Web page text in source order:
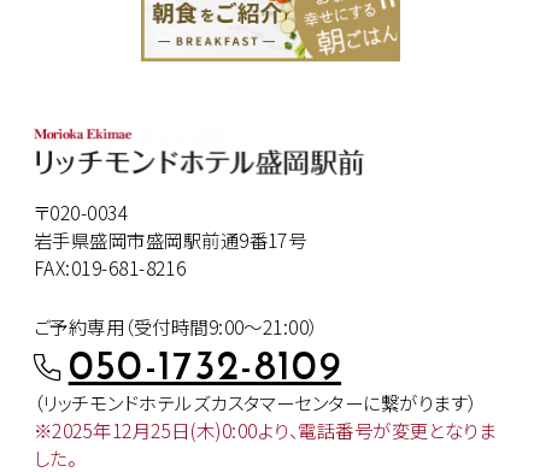
〒020-0034
岩手県盛岡市盛岡駅前通9番17号
FAX:019-681-8216
ご予約専用（受付時間9:00～21:00）
050-1732-8109
（リッチモンドホテルズカスタマーセンターに繋がります）
※2025年12月25日(木)0:00より、電話番号が変更となりま
した。